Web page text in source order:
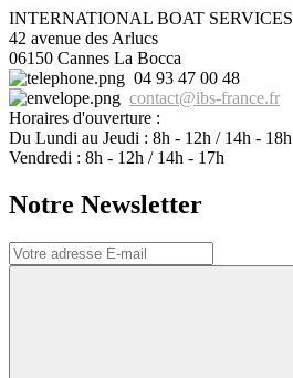
INTERNATIONAL BOAT SERVICES
42 avenue des Arlucs
06150 Cannes La Bocca
04 93 47 00 48
contact@ibs-france.fr
Horaires d'ouverture :
Du Lundi au Jeudi : 8h - 12h / 14h - 18h
Vendredi : 8h - 12h / 14h - 17h
Notre Newsletter